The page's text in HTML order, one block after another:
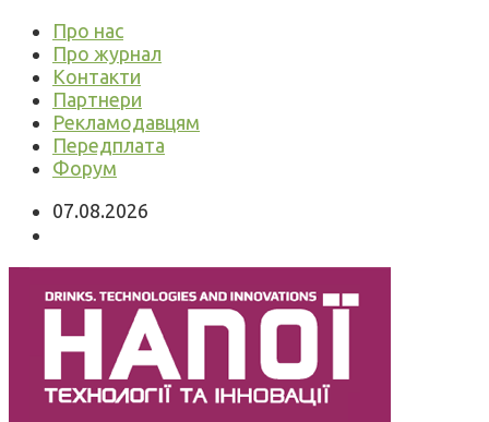
Про нас
Про журнал
Контакти
Партнери
Рекламодавцям
Передплата
Форум
07.08.2026